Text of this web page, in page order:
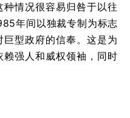
情况很容易归咎于以往
年间以独裁专制为标志
型政府的信奉。这是为
强人和威权领袖，同时